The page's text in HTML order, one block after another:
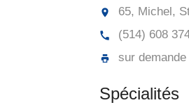
65, Michel,
(514) 608
sur demande
Spécialités